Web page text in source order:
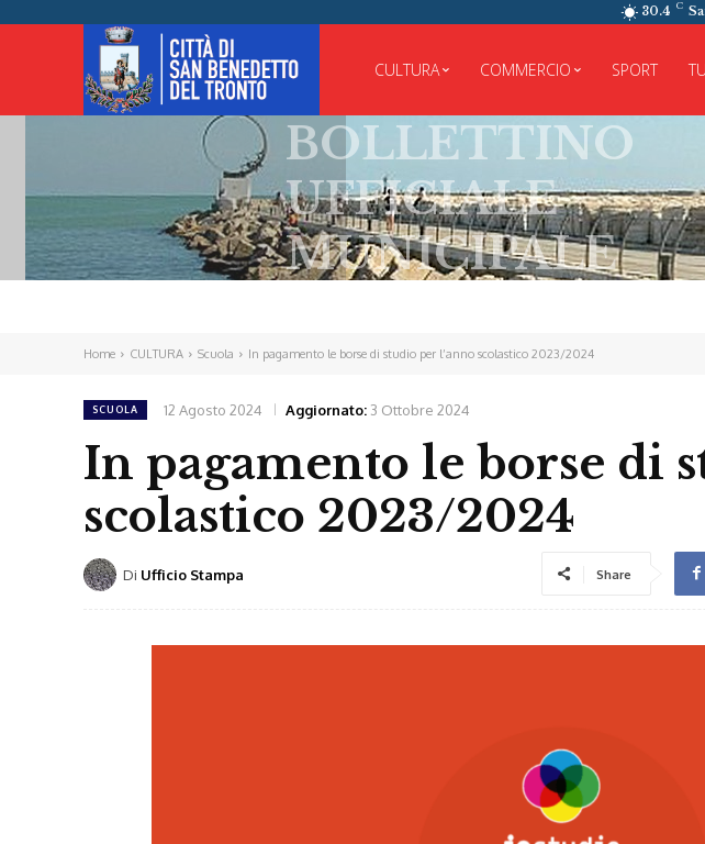
30.4 C
CULTURA COMMERCIO SPORT
BOLLETTINO
UFFICIALE
MUNICIPALE
Home CULTURA Scuola In pagamento le borse di studio per l’anno scolastico 2023/2024
SCUOLA 12 Agosto 2024 Aggiornato: 3 Ottobre 2024
In pagamento le borse di
scolastico 2023/2024
Di Ufficio Stampa Share